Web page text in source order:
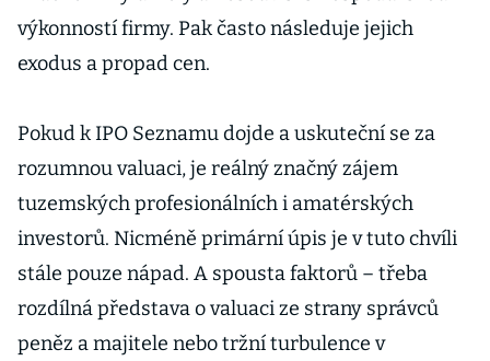
výkonností firmy. Pak často následuje jejich
exodus a propad cen.
Pokud k IPO Seznamu dojde a uskuteční se za
rozumnou valuaci, je reálný značný zájem
tuzemských profesionálních i amatérských
investorů. Nicméně primární úpis je v tuto chvíli
stále pouze nápad. A spousta faktorů – třeba
rozdílná představa o valuaci ze strany správců
peněz a majitele nebo tržní turbulence v